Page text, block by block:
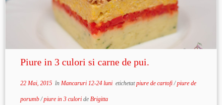
Piure in 3 culori si carne de pui.
22 Mai, 2015în Mancaruri 12-24 luni etichetatpiure de cartofi/piure de
porumb/piure in 3 culori de Brigitta